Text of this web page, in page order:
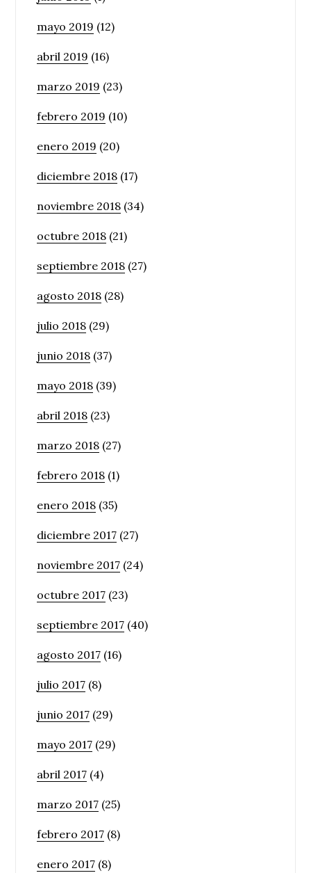
mayo 2019 (12)
abril 2019 (16)
marzo 2019 (23)
febrero 2019 (10)
enero 2019 (20)
diciembre 2018 (17)
noviembre 2018 (34)
octubre 2018 (21)
septiembre 2018 (27)
agosto 2018 (28)
julio 2018 (29)
junio 2018 (37)
mayo 2018 (39)
abril 2018 (23)
marzo 2018 (27)
febrero 2018 (1)
enero 2018 (35)
diciembre 2017 (27)
noviembre 2017 (24)
octubre 2017 (23)
septiembre 2017 (40)
agosto 2017 (16)
julio 2017 (8)
junio 2017 (29)
mayo 2017 (29)
abril 2017 (4)
marzo 2017 (25)
febrero 2017 (8)
enero 2017 (8)